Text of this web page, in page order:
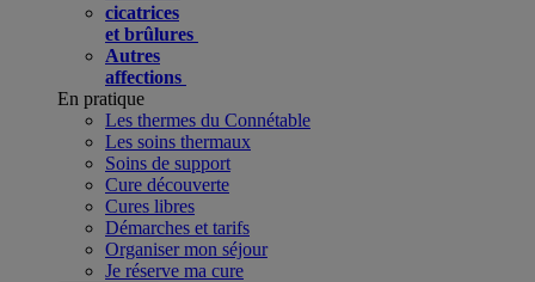
cicatrices
et brûlures
Autres
affections
En pratique
Les thermes du Connétable
Les soins thermaux
Soins de support
Cure découverte
Cures libres
Démarches et tarifs
Organiser mon séjour
Je réserve ma cure